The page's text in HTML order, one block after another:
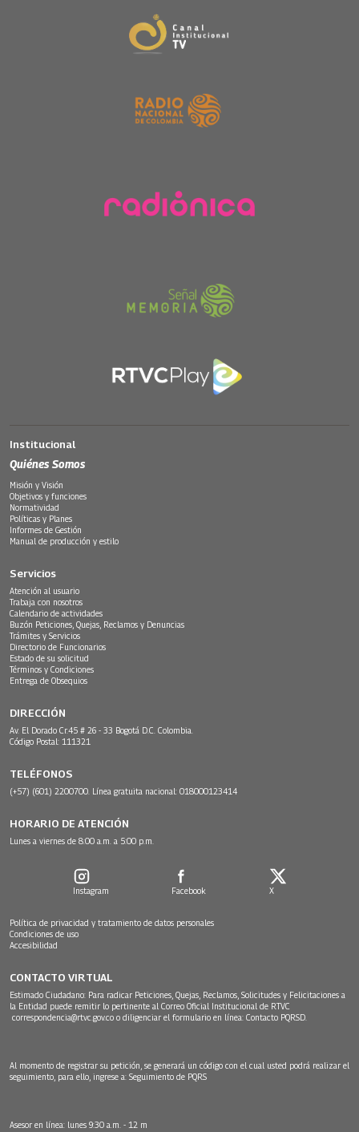
Institucional
Quiénes Somos
Misión y Visión
Objetivos y funciones
Normatividad
Políticas y Planes
Informes de Gestión
Manual de producción y estilo
Servicios
Atención al usuario
Trabaja con nosotros
Calendario de actividades
Buzón Peticiones, Quejas, Reclamos y Denuncias
Trámites y Servicios
Directorio de Funcionarios
Estado de su solicitud
Términos y Condiciones
Entrega de Obsequios
DIRECCIÓN
Av. El Dorado Cr.45 # 26 - 33 Bogotá D.C. Colombia.
Código Postal: 111321
TELÉFONOS
(+57) (601) 2200700. Línea gratuita nacional: 018000123414
HORARIO DE ATENCIÓN
Lunes a viernes de 8:00 a.m. a 5:00 p.m.
Instagram Facebook X
Política de privacidad y tratamiento de datos personales
Condiciones de uso
Accesibilidad
CONTACTO VIRTUAL
Estimado Ciudadano: Para radicar Peticiones, Quejas, Reclamos, Solicitudes y Felicitaciones a
la Entidad puede remitir lo pertinente al Correo Oficial Institucional de RTVC
correspondencia@rtvc.gov.co o diligenciar el formulario en línea: Contacto PQRSD.
Al momento de registrar su petición, se generará un código con el cual usted podrá realizar el
seguimiento, para ello, ingrese a: Seguimiento de PQRS
Asesor en línea: lunes 9:30 a.m. - 12 m